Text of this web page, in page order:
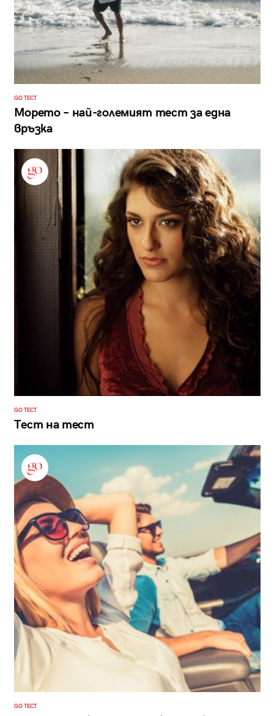
GO ТЕСТ
Морето – най-големият тест за една
връзка
GO ТЕСТ
Тест на тест
GO ТЕСТ